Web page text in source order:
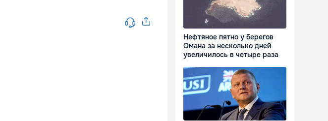
Нефтяное пятно у берегов
Омана за несколько дней
увеличилось в четыре раза